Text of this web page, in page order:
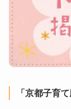
「京都子育